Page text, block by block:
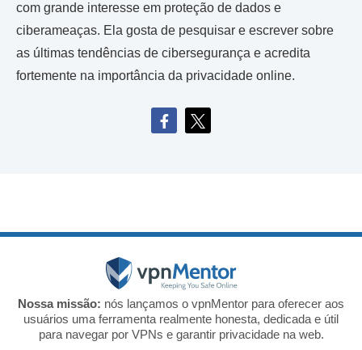
com grande interesse em proteção de dados e
ciberameaças. Ela gosta de pesquisar e escrever sobre
as últimas tendências de cibersegurança e acredita
fortemente na importância da privacidade online.
Nossa missão: nós lançamos o vpnMentor para oferecer aos
usuários uma ferramenta realmente honesta, dedicada e útil
para navegar por VPNs e garantir privacidade na web.